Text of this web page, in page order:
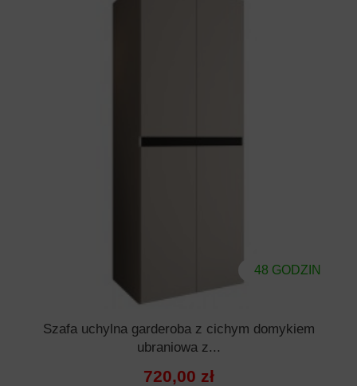
48 GODZIN
Szafa uchylna garderoba z cichym domykiem
ubraniowa z...
720,00 zł